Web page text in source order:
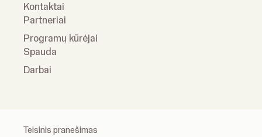
Kontaktai
Partneriai
Programų kūrėjai
Spauda
Darbai
Teisinis pranešimas